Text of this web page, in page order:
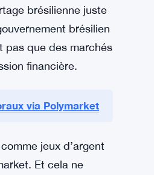
figurent tous deux
de la Corée du Sud.
a bloqué plusieurs
marché de
brésilien